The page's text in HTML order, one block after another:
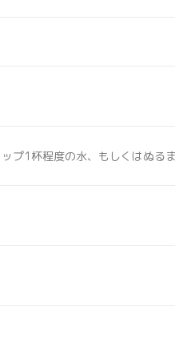
プ1杯程度の水、もしくはぬる